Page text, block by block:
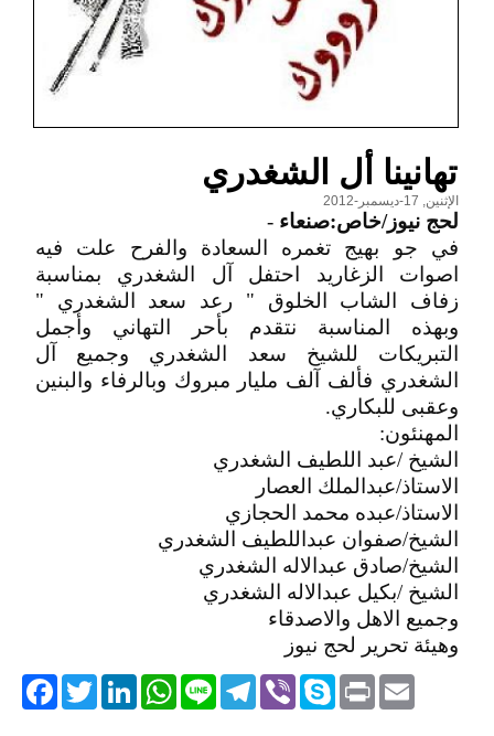
تهانينا أل الشغدري
الإثنين, 17-ديسمبر-2012
لحج نيوز/خاص:صنعاء -
في جو بهيج تغمره السعادة والفرح علت فيه
اصوات الزغاريد احتفل آل الشغدري بمناسبة
زفاف الشاب الخلوق " رعد سعد الشغدري "
وبهذه المناسبة نتقدم بأحر التهاني وأجمل
التبريكات للشيخ سعد الشغدري وجميع آل
الشغدري فألف آلف مليار مبروك وبالرفاء والبنين
وعقبى للبكاري.
المهنئون:
الشيخ /عبد اللطيف الشغدري
الاستاذ/عبدالملك العصار
الاستاذ/عبده محمد الحجازي
الشيخ/صفوان عبداللطيف الشغدري
الشيخ/صادق عبدالاله الشغدري
الشيخ /بكيل عبدالاله الشغدري
وجميع الاهل والاصدقاء
وهيئة تحرير لحج نيوز
TwitterLinkedIn
WhatsApp Line
Telegram ViberSkype PrintEmail